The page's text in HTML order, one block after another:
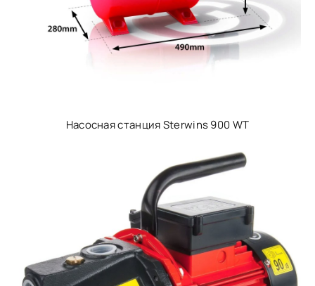
Насосная станция Sterwins 900 WT